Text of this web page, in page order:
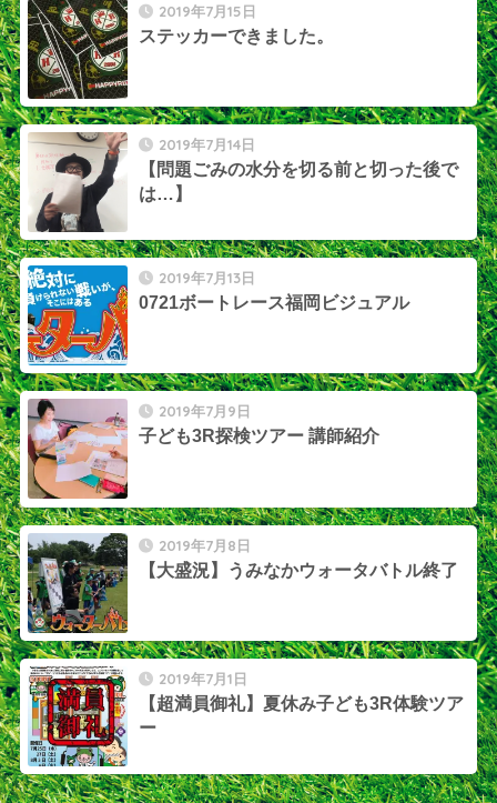
2019年7月15日
ステッカーできました。
2019年7月14日
【問題ごみの水分を切る前と切った後で
は…】
2019年7月13日
0721ボートレース福岡ビジュアル
2019年7月9日
子ども3R探検ツアー 講師紹介
2019年7月8日
【大盛況】うみなかウォータバトル終了
2019年7月1日
【超満員御礼】夏休み子ども3R体験ツア
ー